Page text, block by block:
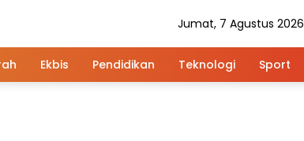
Jumat, 7 Agustus 2026
Ekbis Pendidikan Teknologi Sport